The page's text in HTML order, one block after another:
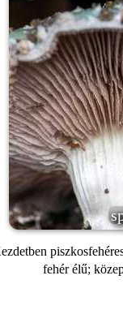
fehér élű;